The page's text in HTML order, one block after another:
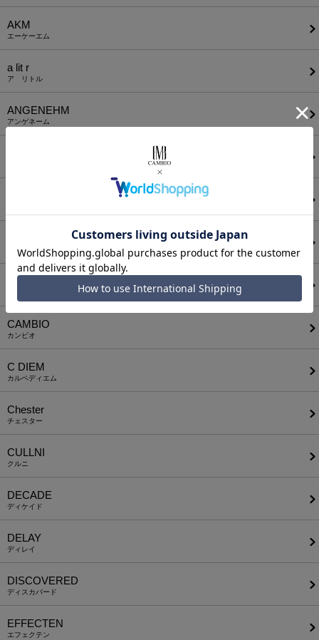
AKM
エーケーエム
a lit r
ア リトル
ANGENEHM
アンゲネーム
BODYSONG.
ボディソング
CALL&RESPONSE
コールアンドレスポンス
CAMBIO
カンビオ
C DIEM
カルペディエム
Chester
チェスター
CULLNI
クルニ
DECADE
ディケイド
DELAY
ディレイ
DISCOVERED
ディスカバード
EFFECTEN
エフェクテン